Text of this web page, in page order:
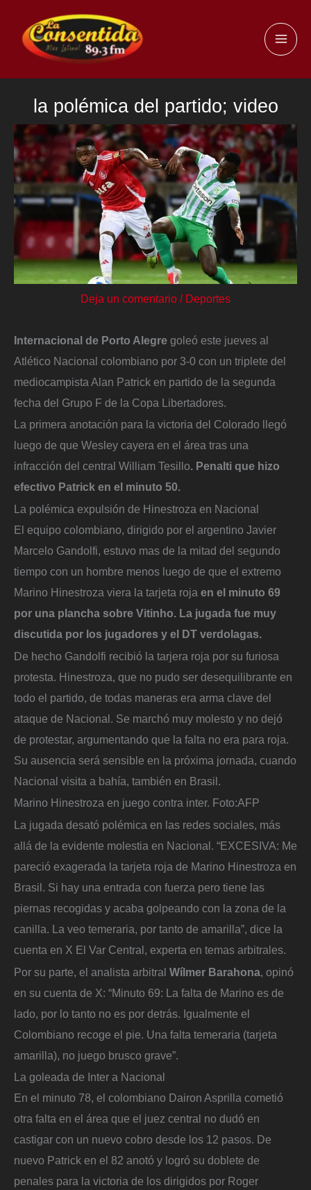
contenido
la polémica del partido; video
Deja un comentario / Deportes
Internacional de Porto Alegre goleó este jueves al
Atlético Nacional colombiano por 3-0 con un triplete del
mediocampista Alan Patrick en partido de la segunda
fecha del Grupo F de la Copa Libertadores.
La primera anotación para la victoria del Colorado llegó
luego de que Wesley cayera en el área tras una
infracción del central William Tesillo. Penalti que hizo
efectivo Patrick en el minuto 50.
La polémica expulsión de Hinestroza en Nacional
El equipo colombiano, dirigido por el argentino Javier
Marcelo Gandolfi, estuvo mas de la mitad del segundo
tiempo con un hombre menos luego de que el extremo
Marino Hinestroza viera la tarjeta roja en el minuto 69
por una plancha sobre Vitinho. La jugada fue muy
discutida por los jugadores y el DT verdolagas.
De hecho Gandolfi recibió la tarjera roja por su furiosa
protesta. Hinestroza, que no pudo ser desequilibrante en
todo el partido, de todas maneras era arma clave del
ataque de Nacional. Se marchó muy molesto y no dejó
de protestar, argumentando que la falta no era para roja.
Su ausencia será sensible en la próxima jornada, cuando
Nacional visita a bahía, también en Brasil.
Marino Hinestroza en juego contra inter. Foto:AFP
La jugada desató polémica en las redes sociales, más
allá de la evidente molestia en Nacional. “EXCESIVA: Me
pareció exagerada la tarjeta roja de Marino Hinestroza en
Brasil. Si hay una entrada con fuerza pero tiene las
piernas recogidas y acaba golpeando con la zona de la
canilla. La veo temeraria, por tanto de amarilla”, dice la
cuenta en X El Var Central, experta en temas arbitrales.
Por su parte, el analista arbitral Wílmer Barahona , opinó
en su cuenta de X: “Minuto 69: La falta de Marino es de
lado, por lo tanto no es por detrás. Igualmente el
Colombiano recoge el pie. Una falta temeraria (tarjeta
amarilla), no juego brusco grave”.
La goleada de Inter a Nacional
En el minuto 78, el colombiano Dairon Asprilla cometió
otra falta en el área que el juez central no dudó en
castigar con un nuevo cobro desde los 12 pasos. De
nuevo Patrick en el 82 anotó y logró su doblete de
penales para la victoria de los dirigidos por Roger